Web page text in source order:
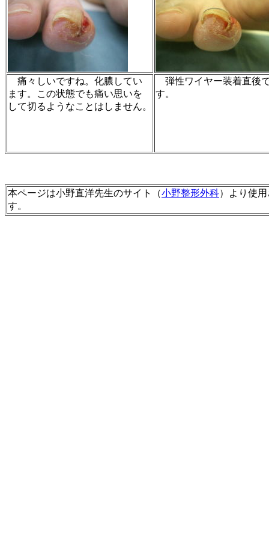
痛々しいですね。化膿してい
ます。この状態でも痛い思いを
して切るようなことはしません。
弾性ワイヤー装着直後
す。
本ページは小野直洋先生のサイト（小野整形外科）より使
す。